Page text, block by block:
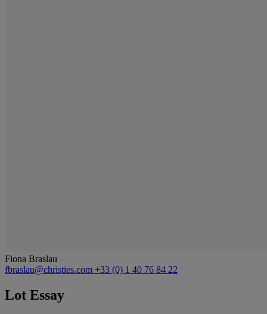
Fiona Braslau
fbraslau@christies.com +33 (0) 1 40 76 84 22
Lot Essay